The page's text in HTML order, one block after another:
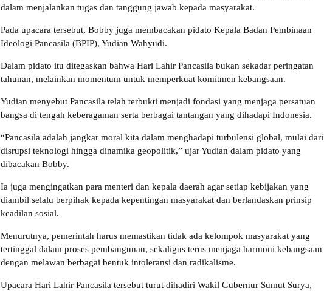
dalam menjalankan tugas dan tanggung jawab kepada masyarakat.
Pada upacara tersebut, Bobby juga membacakan pidato Kepala Badan Pembinaan
Ideologi Pancasila (BPIP), Yudian Wahyudi.
Dalam pidato itu ditegaskan bahwa Hari Lahir Pancasila bukan sekadar peringatan
tahunan, melainkan momentum untuk memperkuat komitmen kebangsaan.
Yudian menyebut Pancasila telah terbukti menjadi fondasi yang menjaga persatuan
bangsa di tengah keberagaman serta berbagai tantangan yang dihadapi Indonesia.
“Pancasila adalah jangkar moral kita dalam menghadapi turbulensi global, mulai dari
disrupsi teknologi hingga dinamika geopolitik,” ujar Yudian dalam pidato yang
dibacakan Bobby.
Ia juga mengingatkan para menteri dan kepala daerah agar setiap kebijakan yang
diambil selalu berpihak kepada kepentingan masyarakat dan berlandaskan prinsip
keadilan sosial.
Menurutnya, pemerintah harus memastikan tidak ada kelompok masyarakat yang
tertinggal dalam proses pembangunan, sekaligus terus menjaga harmoni kebangsaan
dengan melawan berbagai bentuk intoleransi dan radikalisme.
Upacara Hari Lahir Pancasila tersebut turut dihadiri Wakil Gubernur Sumut Surya,